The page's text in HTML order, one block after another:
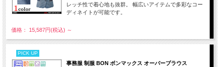
レッチ性で着心地も抜群。 幅広いアイテムで多彩なコー
ディネイトが可能です。
価格： 15,587円(税込) ～
PICK UP
事務服 制服 BON ボンマックス オーバーブラウス